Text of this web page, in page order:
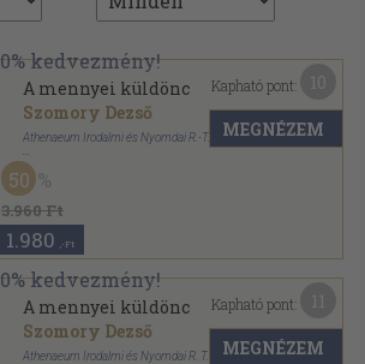
A mennyei küldönc
Szomory Dezső
Athenaeum Irodalmi és Nyomdai R.-T.
Könyvkötői vászonkötés
3.960 Ft
50
1.980 ,-Ft
Kapható pont:
MEGNÉZEM
A mennyei küldönc
Szomory Dezső
Athenaeum Irodalmi és Nyomdai R. T.
Kapható pont:
MEGNÉZEM